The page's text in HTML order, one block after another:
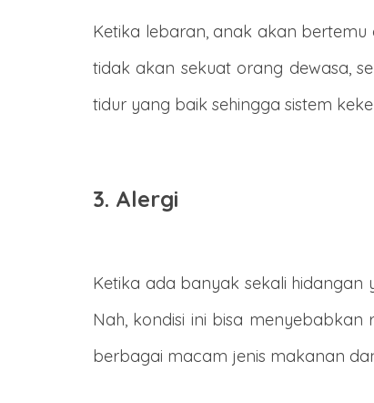
Ketika lebaran, anak akan
tidak akan sekuat orang dewasa,
tidur yang baik sehingga sistem
3. Alergi
Ketika ada banyak sekali
Nah, kondisi ini bisa
berbagai macam jenis makanan